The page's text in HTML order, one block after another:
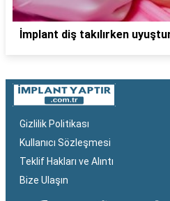
İmplant diş takılırken
Gizlilik Politikası
Kullanıcı Sözleşmesi
Teklif Hakları ve Alıntı
Bize Ulaşın